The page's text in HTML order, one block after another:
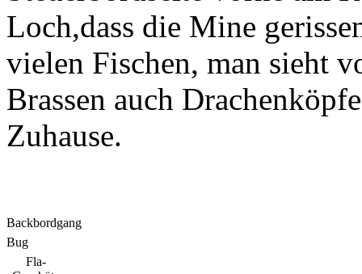
Loch,dass die Mine
vielen Fischen, man sieht
Brassen auch
Zuhause.
Backbordgang
Bug
Fla-